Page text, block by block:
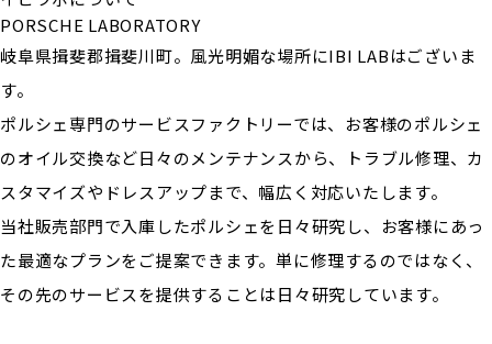
PORSCHE LABORATORY
岐阜県揖斐郡揖斐川町。風光明媚な場所にIBI LABはございま
す。
ポルシェ専門のサービスファクトリーでは、お客様のポルシェ
のオイル交換など日々のメンテナンスから、トラブル修理、カ
スタマイズやドレスアップまで、幅広く対応いたします。
当社販売部門で入庫したポルシェを日々研究し、お客様にあっ
た最適なプランをご提案できます。単に修理するのではなく、
その先のサービスを提供することは日々研究しています。